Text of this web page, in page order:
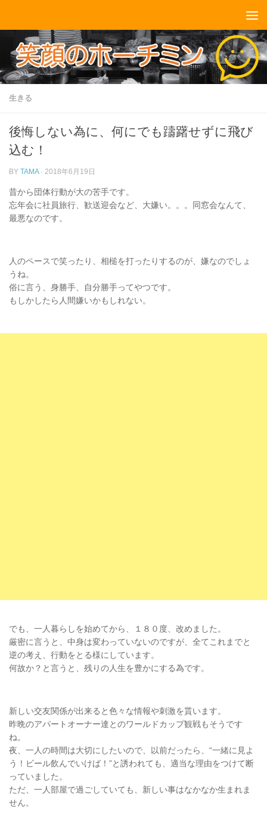
生きる
後悔しない為に、何にでも躊躇せずに飛び
込む！
BY TAMA · 2018年6月19日
昔から団体行動が大の苦手です。
忘年会に社員旅行、歓送迎会など、大嫌い。。。同窓会なんて、
最悪なのです。
人のペースで笑ったり、相槌を打ったりするのが、嫌なのでしょ
うね。
俗に言う、身勝手、自分勝手ってやつです。
もしかしたら人間嫌いかもしれない。
でも、一人暮らしを始めてから、１８０度、改めました。
厳密に言うと、中身は変わっていないのですが、全てこれまでと
逆の考え、行動をとる様にしています。
何故か？と言うと、残りの人生を豊かにする為です。
新しい交友関係が出来ると色々な情報や刺激を貰います。
昨晩のアパートオーナー達とのワールドカップ観戦もそうです
ね。
夜、一人の時間は大切にしたいので、以前だったら、“一緒に見よ
う！ビール飲んでいけば！”と誘われても、適当な理由をつけて断
っていました。
ただ、一人部屋で過ごしていても、新しい事はなかなか生まれま
せん。